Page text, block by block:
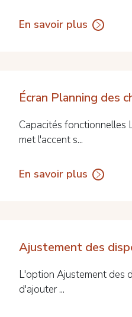
En savoir plus
Écran Planning des
Capacités fonctionnelles
met l'accent s...
En savoir plus
Ajustement des
L'option Ajustement des
d'ajouter ...